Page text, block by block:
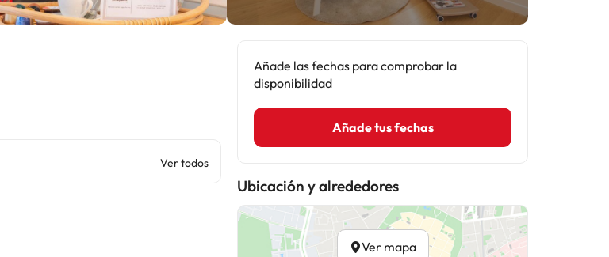
Ver todos
Añade las fechas para comprobar la
disponibilidad
Añade tus fechas
Ubicación y alrededores
Ver mapa